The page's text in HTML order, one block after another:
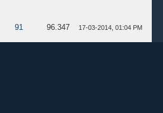
91 96.347 17-03-2014, 01:04 PM